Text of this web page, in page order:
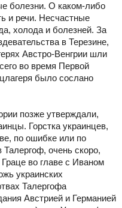
болезни. О каком-либо
и речи. Несчастные
холода и болезней. За
в Терезине,
Австро-Венгрии шли
во время Первой
было сослано
позже утверждали,
Горстка украинцев,
по ошибке или по
Талергоф, очень скоро,
во главе с Иваном
украинских
Талергофа
Австрией и Германией